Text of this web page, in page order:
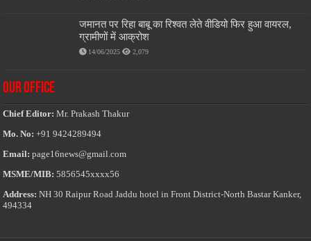
जमानत पर रिहा बाबू का रिश्वत लेते वीडियो फिर हुआ वायरल,
ग्रामीणों में आक्रोश
14/06/2025 2,079
OUR OFFICE
Chief Editor:Mr. Prakash Thakur
Mo. No: +91 9424289494
Email: page16news@gmail.com
MSME/MIB: 5856545xxxx56
Address: NH 30 Raipur Road Jaddu hotel in Front District-North Bastar Kanker,
494334